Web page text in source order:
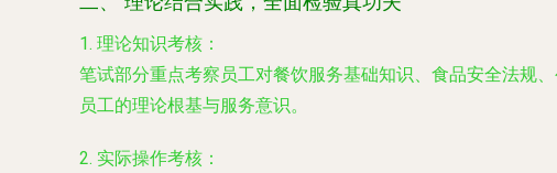
1. 理论知识考核：
笔试部分重点考察员工对餐饮服务基础知识、食品安全法规
员工的理论根基与服务意识。
2. 实际操作考核：